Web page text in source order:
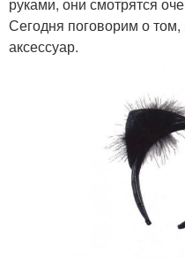
руками, они смотрятся
Сегодня поговорим о том,
аксессуар.